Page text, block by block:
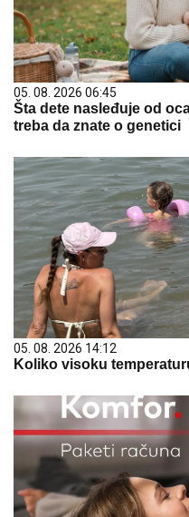
05. 08. 2026 06:45
Šta dete nasleđuje od
treba da znate o genetici
05. 08. 2026 14:12
Koliko visoku